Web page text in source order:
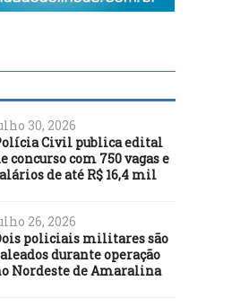
30, 2026
Civil publica edital
concurso com 750 vagas e
de até R$ 16,4 mil
26, 2026
policiais militares são
durante operação
Nordeste de Amaralina